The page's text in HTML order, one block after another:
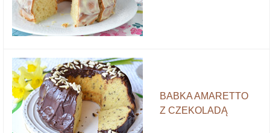
BABKA AMARETTO
Z CZEKOLADĄ